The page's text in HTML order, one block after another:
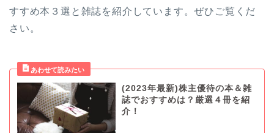
すすめ本３選と雑誌を紹介しています。ぜひご覧くだ
さい。
(2023年最新)株主優待の本＆雑
誌でおすすめは？厳選４冊を紹
介！